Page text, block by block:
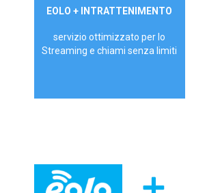
29,90€/mese
EOLO + INTRATTENIMENTO
servizio ottimizzato per lo
Streaming e chiami senza limiti